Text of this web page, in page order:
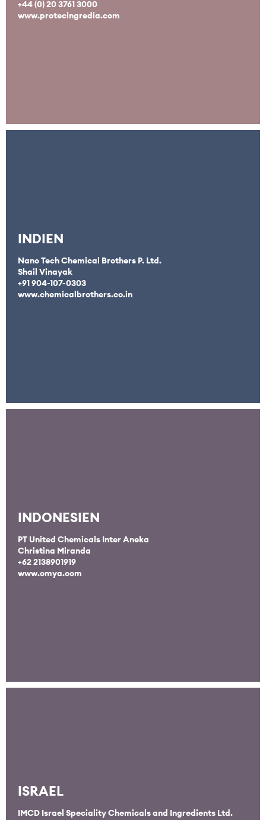
+44 (0) 20 3761 3000
www.protecingredia.com
INDIEN
Nano Tech Chemical Brothers P. Ltd.
Shail Vinayak
+91 904-107-0303
www.chemicalbrothers.co.in
INDONESIEN
PT United Chemicals Inter Aneka
Christina Miranda
+62 2138901919
www.omya.com
ISRAEL
IMCD Israel Speciality Chemicals and Ingredients Ltd.